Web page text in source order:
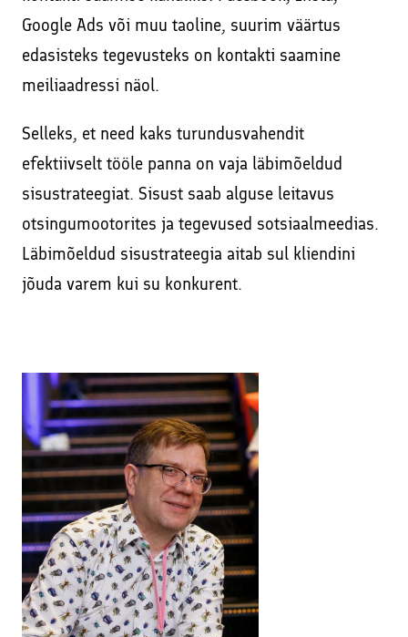
Google Ads või muu taoline, suurim väärtus
edasisteks tegevusteks on kontakti saamine
meiliaadressi näol.
Selleks, et need kaks turundusvahendit
efektiivselt tööle panna on vaja läbimõeldud
sisustrateegiat. Sisust saab alguse leitavus
otsingumootorites ja tegevused sotsiaalmeedias.
Läbimõeldud sisustrateegia aitab sul kliendini
jõuda varem kui su konkurent.